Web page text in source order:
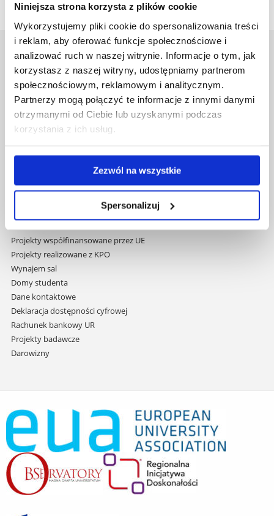
Niniejsza strona korzysta z plików cookie
Wykorzystujemy pliki cookie do spersonalizowania treści
i reklam, aby oferować funkcje społecznościowe i
analizować ruch w naszej witrynie. Informacje o tym, jak
korzystasz z naszej witryny, udostępniamy partnerom
społecznościowym, reklamowym i analitycznym.
Partnerzy mogą połączyć te informacje z innymi danymi
otrzymanymi od Ciebie lub uzyskanymi podczas
korzystania z ich usług.
Zezwól na wszystkie
Spersonalizuj
Uniwersytet Rzeszowski
Al. Tadeusza Rejtana 16C
35-959 Rzeszów
Pomiń
nawigację
przejdź
Polityka prywatności
Mapa serwisu
Wydawnictwo
Studia podyplomowe
Projekty współfinansowane przez UE
Projekty realizowane z KPO
Wynajem sal
Domy studenta
Dane kontaktowe
Deklaracja dostępności cyfrowej
Rachunek bankowy UR
Projekty badawcze
Darowizny